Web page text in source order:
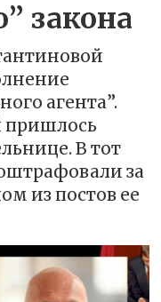
закона
агента”.
пришлось
В тот
за
из постов ее